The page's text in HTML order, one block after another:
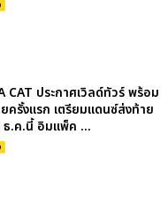
CAT ประกาศเวิลด์ทัวร์ พร้อม
ครั้งแรก เตรียมแดนซ์ส่งท้าย
ธ.ค.นี้ อิมแพ็ค ...